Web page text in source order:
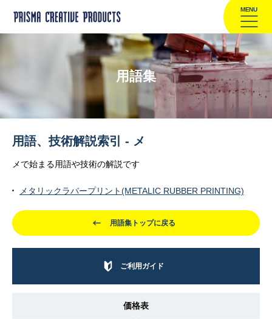
MENU
用語集
ご利用ガイド
価格表
用語、技術解説索引 - メ
メで始まる用語や技術の解説です
メタリックラバープリント(METALIC RUBBER PRINTING)
用語集トップに戻る